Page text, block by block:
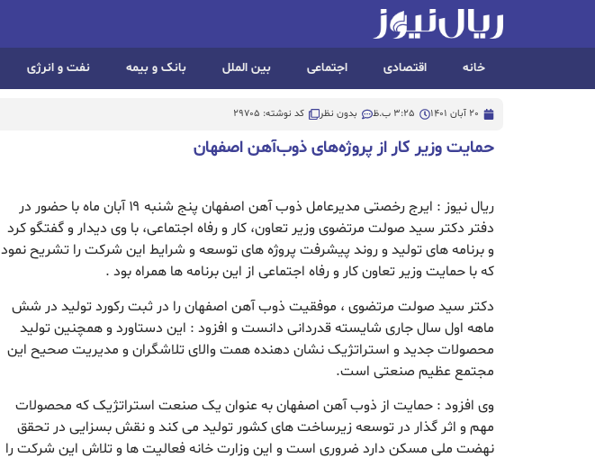
خانه اقتصادی اجتماعی بین الملل بانک و بیمه نفت و انرژی
20 آبان 1401 3:25 ب.ظ بدون نظر کد نوشته: 29705
حمایت وزیر کار از پروژه‌های ذوب‌آهن اصفهان
ریال نیوز : ایرج رخصتی مدیرعامل ذوب آهن اصفهان پنج شنبه ۱۹ آبان ماه با حضور در
دفتر دکتر سید صولت مرتضوی وزیر تعاون، کار و رفاه اجتماعی، با وی دیدار و گفتگو کرد
و برنامه های تولید و روند پیشرفت پروژه های توسعه و شرایط این شرکت را تشریح نمود
که با حمایت وزیر تعاون کار و رفاه اجتماعی از این برنامه ها همراه بود .
دکتر سید صولت مرتضوی ، موفقیت ذوب آهن اصفهان را در ثبت رکورد تولید در شش
ماهه اول سال جاری شایسته قدردانی دانست و افزود : این دستاورد و همچنین تولید
محصولات جدید و استراتژیک نشان دهنده همت والای تلاشگران و مدیریت صحیح این
مجتمع عظیم صنعتی است.
وی افزود : حمایت از ذوب آهن اصفهان به عنوان یک صنعت استراتژیک که محصولات
مهم و اثر گذار در توسعه زیرساخت های کشور تولید می کند و نقش بسزایی در تحقق
نهضت ملی مسکن دارد ضروری است و این وزارت خانه فعالیت ها و تلاش این شرکت را